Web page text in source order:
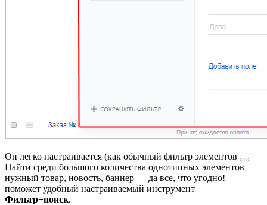
Он легко настраивается (как обычный фильтр элементов
Найти среди большого количества однотипных элементов
нужный товар, новость, баннер — да все, что угодно! —
поможет удобный настраиваемый инструмент
Фильтр+поиск.